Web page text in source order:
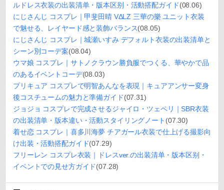
ルドレス衣装の出装清单・版本区别・活動搭配ガイド(08.06)
にじさんじ コスプレ｜甲斐田晴 VΔLZ 三華の樂 ユニット衣装
で魅せる、レイヤード感と装飾バランス(08.05)
にじさんじ コスプレ｜城瀬いすみ デフォルト衣装の出装清单と
シーン別コーデ案(08.04)
ウマ娘 コスプレ｜サトノクラウン勝負服でつくる、華やかで品
のあるイベントコーデ(08.03)
プリキュア コスプレで明智あんなを表現｜キュアアンサー変身
後コスチュームの魅力と準備ガイド(07.31)
ジョジョ コスプレで完成させるジャイロ・ツェペリ｜SBR衣装
の出装清单・版本違い・活動スタイリングノート (07.30)
着せ恋 コスプレ｜喜多川海夢 チアガール衣装で仕上げる撮影向
け出装・活動搭配ガイド(07.29)
フリーレン コスプレ衣装｜ドレスver.の出装清单・版本区别・
イベントでの見せ方ガイド(07.28)